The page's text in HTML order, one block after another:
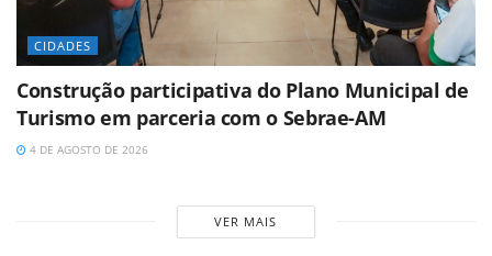
CIDADES
Construção participativa do Plano Municipal de
Turismo em parceria com o Sebrae-AM
4 DE AGOSTO DE 2026
VER MAIS